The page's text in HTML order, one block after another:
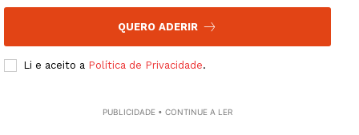
QUERO ADERIR
Li e aceito a Política de Privacidade.
PUBLICIDADE • CONTINUE A LER